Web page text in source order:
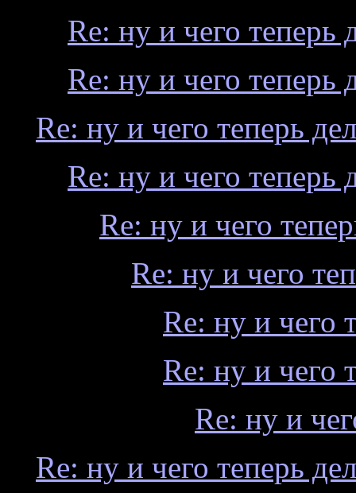
Re: ну и чего теперь
Re: ну и чего теперь
Re: ну и чего теперь
Re: ну и чего теперь
Re: ну и чего
Re: ну и чего
Re: ну и чего
Re: ну и чего
Re: ну и
Re: ну и чего теперь